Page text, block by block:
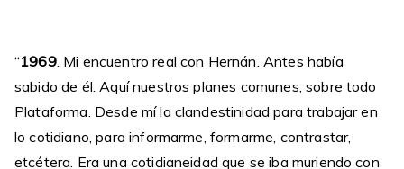
“1969. Mi encuentro real con Hernán. Antes había
sabido de él. Aquí nuestros planes comunes, sobre todo
Plataforma. Desde mí la clandestinidad para trabajar en
lo cotidiano, para informarme, formarme, contrastar,
etcétera. Era una cotidianeidad que se iba muriendo con